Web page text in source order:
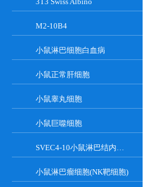
M2-10B4
小鼠淋巴细胞白血病
小鼠正常肝细胞
小鼠睾丸细胞
小鼠巨噬细胞
SVEC4-10小鼠淋巴结内皮细胞
小鼠淋巴瘤细胞(NK靶细胞)